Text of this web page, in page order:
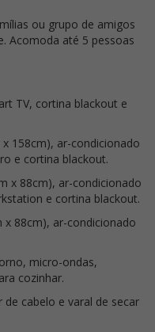
ou grupo de amigos
Acomoda até 5 pessoas
TV, cortina blackout e
158cm), ar-condicionado
e cortina blackout.
x 88cm), ar-condicionado
e cortina blackout.
x 88cm), ar-condicionado
micro-ondas,
cozinhar.
cabelo e varal de secar